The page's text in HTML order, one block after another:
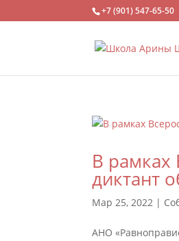
+7 (901) 547-65-50
В рамках
диктант
Мар 25, 2022 |
АНО